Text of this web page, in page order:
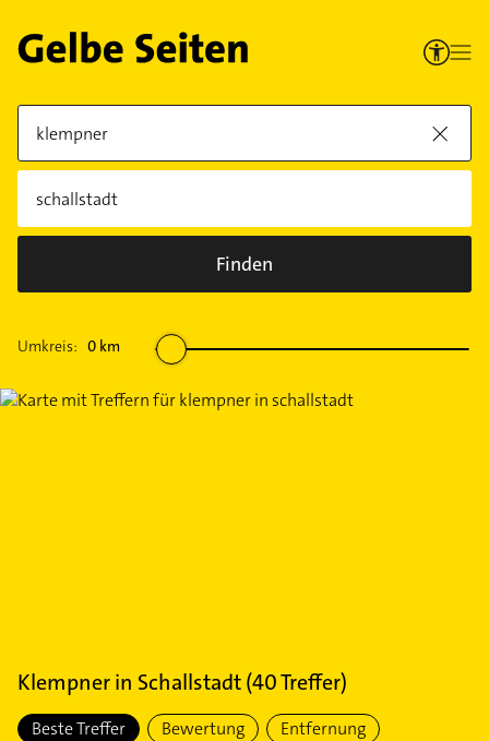
Finden
Umkreis: 0 km
Klempnerin Schallstadt(40Treffer)
Beste Treffer Bewertung Entfernung